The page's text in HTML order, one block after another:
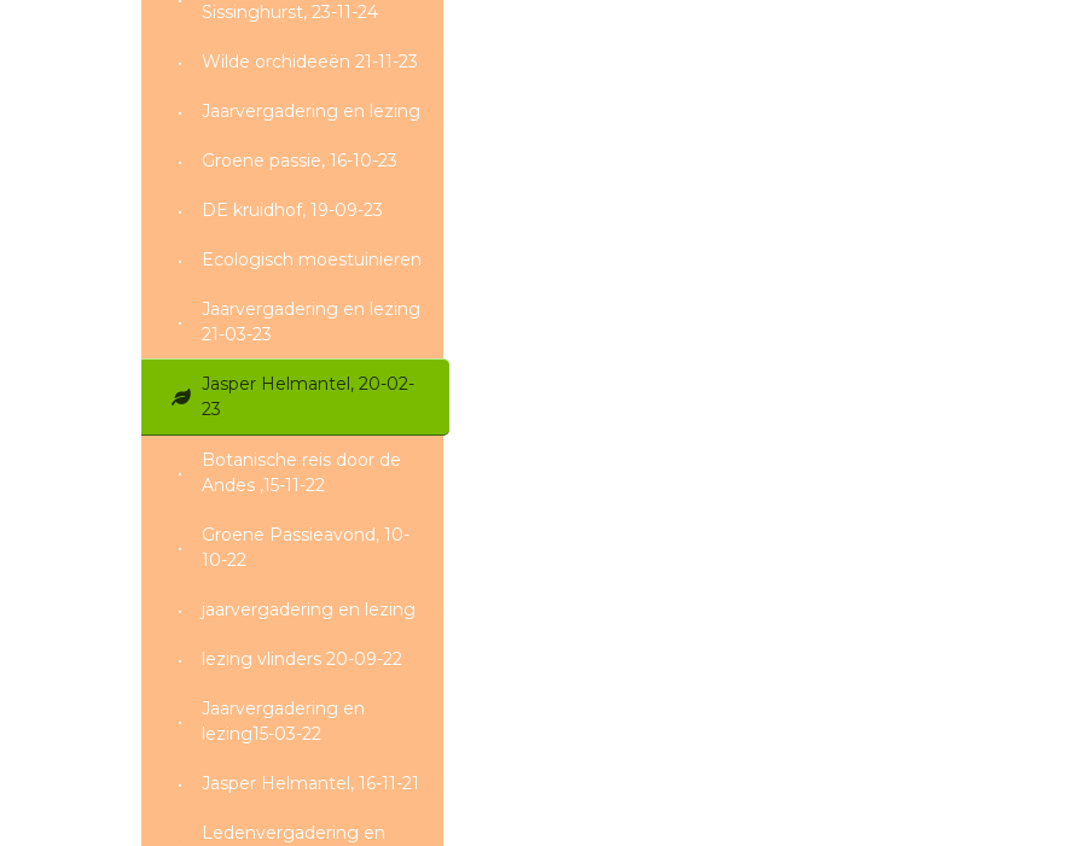
Sissinghurst, 23-11-24
Wilde orchideeën 21-11-23
Jaarvergadering en lezing
Groene passie, 16-10-23
DE kruidhof, 19-09-23
Ecologisch moestuinieren
Jaarvergadering en lezing
21-03-23
Jasper Helmantel, 20-02-
23
Botanische reis door de
Andes ,15-11-22
Groene Passieavond, 10-
10-22
jaarvergadering en lezing
lezing vlinders 20-09-22
Jaarvergadering en
lezing15-03-22
Jasper Helmantel, 16-11-21
Ledenvergadering en